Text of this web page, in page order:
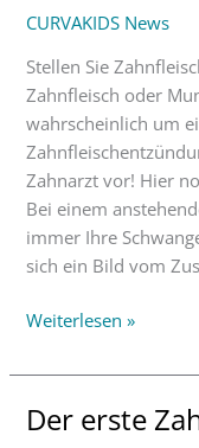
CURVAKIDS News
Stellen Sie
Zahnfleisch oder
wahrscheinlich um
Zahnarzt vor! Hier
Bei einem
immer Ihre
sich ein Bild vom
Schwangerschaft
Weiterlesen »
Der erste
Der